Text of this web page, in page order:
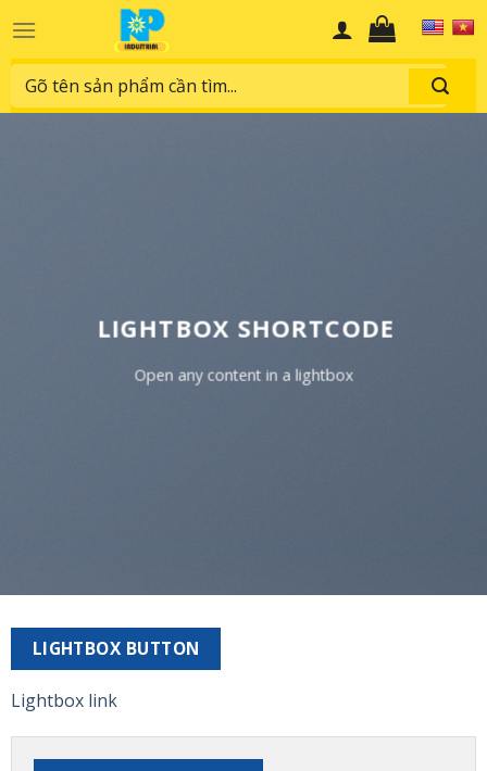
to
content
Search
for:
LIGHTBOX SHORTCODE
Open any content in a lightbox
LIGHTBOX BUTTON
Lightbox link